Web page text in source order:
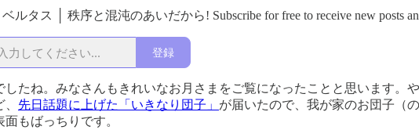
ルタス │ 秩序と混沌のあいだから! Subscribe for free to receive new posts
登録
したね。みなさんもきれいなお月さまをご覧になったことと思います
先日話題に上げた「いきなり団子」 が届いたので、我が家のお団子（
もばっちりです。